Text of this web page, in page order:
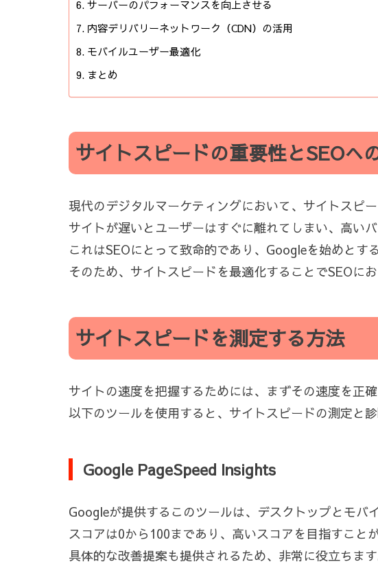
サーバーのパフォーマンスを向上させる
内容デリバリーネットワーク（CDN）の活用
モバイルユーザー最適化
まとめ
サイトスピードの重要性とSEOへ
現代のデジタルマーケティングにおいて、サイトスピ
サイトが遅いとユーザーはすぐに離れてしまい、高い
これはSEOにとって致命的であり、Googleを始めとす
そのため、サイトスピードを最適化することでSEOに
サイトスピードを測定する方法
サイトの速度を把握するためには、まずその速度を正
以下のツールを使用すると、サイトスピードの測定と診
Google PageSpeed Insights
Googleが提供するこのツールは、デスクトップとモバ
スコアは0から100まであり、高いスコアを目指すこと
具体的な改善提案も提供されるため、非常に役立ちます